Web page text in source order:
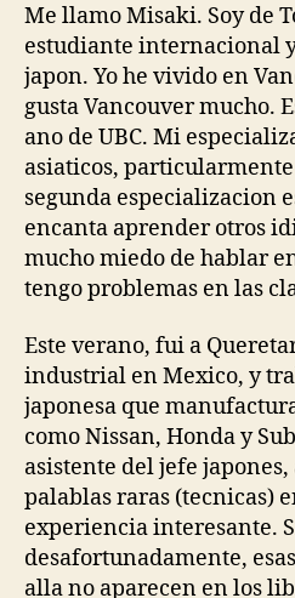
Me llamo Misaki. Soy de
estudiante internacional
japon. Yo he vivido en
gusta Vancouver mucho.
ano de UBC. Mi
asiaticos,
segunda especializacion
encanta aprender otros
mucho miedo de hablar
tengo problemas en las
Este verano, fui a
industrial en Mexico, y
japonesa que
como Nissan, Honda y
asistente del jefe
palablas raras (tecnicas)
experiencia interesante.
desafortunadamente,
alla no aparecen en los